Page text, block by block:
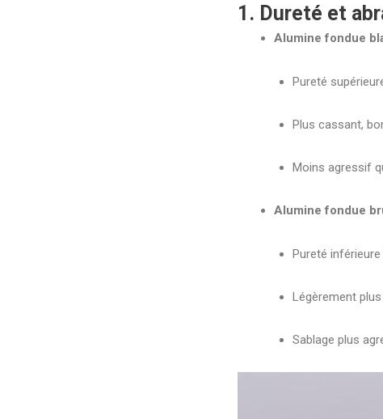
1. Dureté et
Alumine fondue
Pureté
Plus cassant,
Moins agressif
Alumine fondue
Pureté inférieure
Légèrement
Sablage plus